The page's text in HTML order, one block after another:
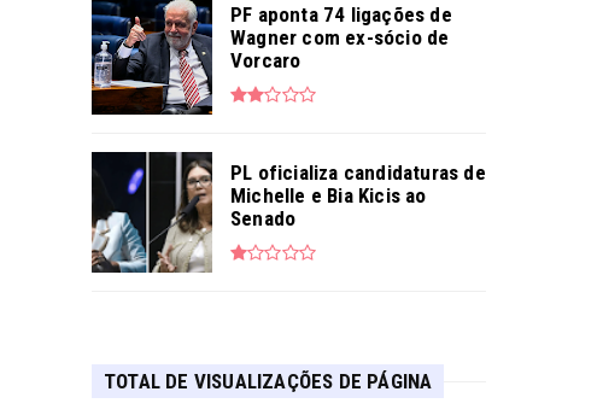
PF aponta 74 ligações de
Wagner com ex-sócio de
Vorcaro
PL oficializa candidaturas de
Michelle e Bia Kicis ao
Senado
TOTAL DE VISUALIZAÇÕES DE PÁGINA